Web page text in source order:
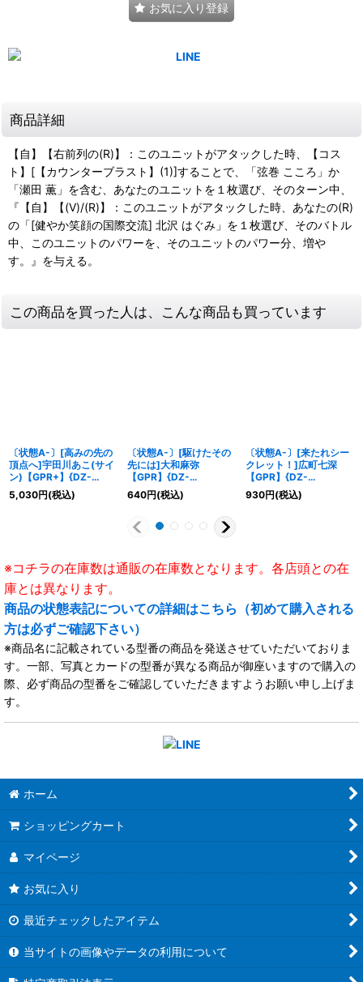
お気に入り登録
商品詳細
【自】【右前列の(R)】：このユニットがアタックした時、【コス
ト】[【カウンターブラスト】(1)]することで、「弦巻 こころ」か
「瀬田 薫」を含む、あなたのユニットを１枚選び、そのターン中、
『【自】【(V)/(R)】：このユニットがアタックした時、あなたの(R)
の「[健やか笑顔の国際交流] 北沢 はぐみ」を１枚選び、そのバトル
中、このユニットのパワーを、そのユニットのパワー分、増や
す。』を与える。
この商品を買った人は、こんな商品も買っています
〔状態A-〕[高みの先の
頂点へ]宇田川あこ(サイ
ン)【GPR+】{DZ-
TBP01/GPR+19}
《BanGDream!》
5,030円(税込)
〔状態A-〕[駆けたその
先には]大和麻弥
【GPR】{DZ-
TBP01/GPR14}
《BanGDream!》
640円(税込)
〔状態A-〕[来たれシー
クレット！]広町七深
【GPR】{DZ-
TBP01/GPR28}
《BanGDream!》
930円(税込)
※コチラの在庫数は通販の在庫数となります。各店頭との在
庫とは異なります。
商品の状態表記についての詳細はこちら（初めて購入される
方は必ずご確認下さい）
※商品名に記載されている型番の商品を発送させていただいておりま
す。一部、写真とカードの型番が異なる商品が御座いますので購入の
際、必ず商品の型番をご確認していただきますようお願い申し上げま
す。
ホーム
ショッピングカート
マイページ
お気に入り
最近チェックしたアイテム
当サイトの画像やデータの利用について